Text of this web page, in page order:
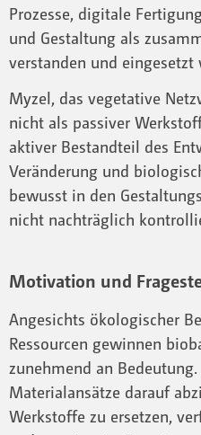
Prozesse, digitale
und Gestaltung als
verstanden und eingesetzt
Myzel, das vegetative
nicht als passiver
aktiver Bestandteil des
Veränderung und
bewusst in den
nicht nachträglich
Motivation und
Angesichts ökologischer
Ressourcen gewinnen
zunehmend an
Materialansätze darauf
Werkstoffe zu ersetzen,